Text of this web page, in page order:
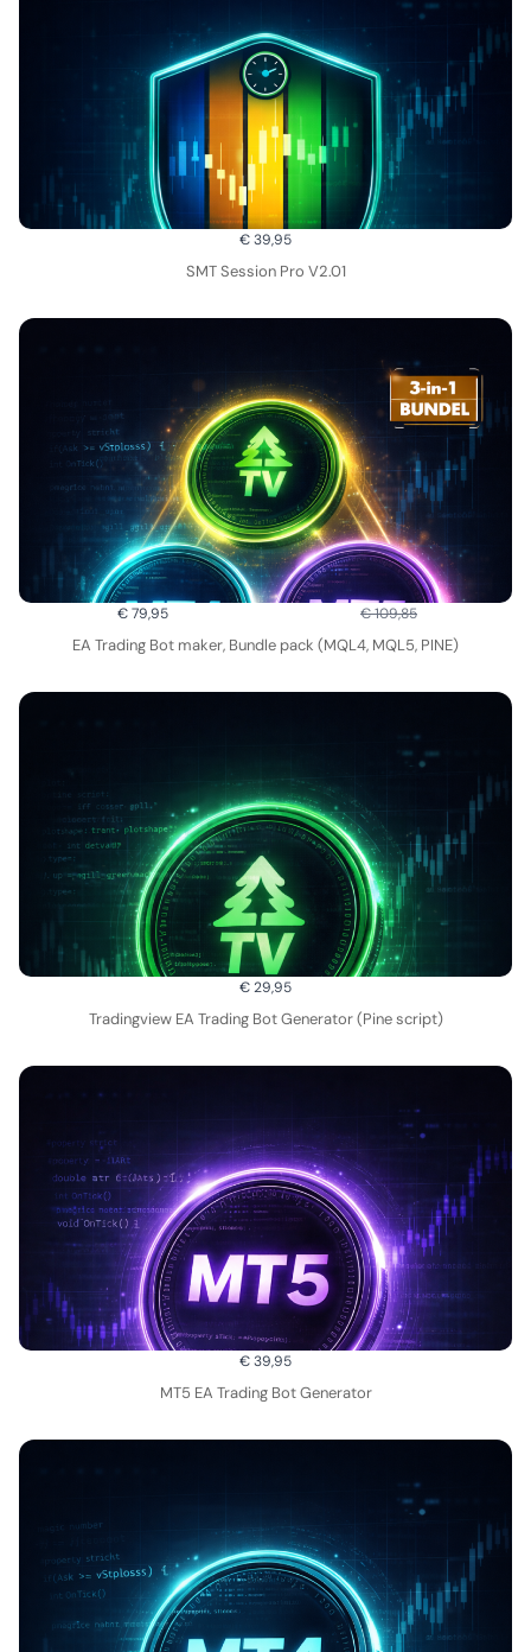
€ 39,95
SMT Session Pro V2.01
€ 79,95
Vergleichen
€ 109,85
EA Trading Bot maker, Bundle pack (MQL4, MQL5, PINE)
€ 29,95
Tradingview EA Trading Bot Generator (Pine script)
€ 39,95
MT5 EA Trading Bot Generator